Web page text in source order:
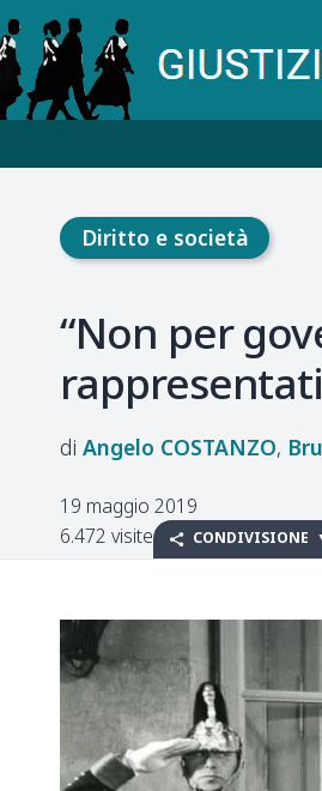
Diritto e società
“Non per
Angelo COSTANZO
19 maggio 2019
6.472 visite
CONDIVISIONE